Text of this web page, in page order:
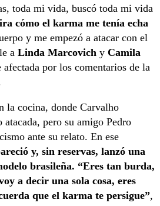
toda mi vida, buscó toda mi vida
cómo el karma me tenía echa
y me empezó a atacar con el
a Linda Marcovich y Camila
por los comentarios de la
la cocina, donde Carvalho
pero su amigo Pedro
ante su relato. En ese
y, sin reservas, lanzó una
brasileña. “Eres tan burda,
a decir una sola cosa, eres
que el karma te persigue”,